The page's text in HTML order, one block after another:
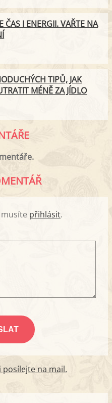
ČAS I ENERGII. VAŘTE NA
TIPŮ, JAK
MÉNĚ ZA JÍDLO
přihlásit.
posílejte na mail.